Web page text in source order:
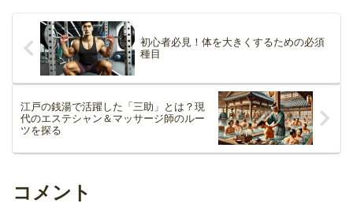
初心者必見！体を大きくするための必須
種目
江戸の銭湯で活躍した「三助」とは？現
代のエステシャン＆マッサージ師のルー
ツを探る
コメント